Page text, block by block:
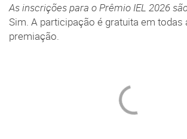
As inscrições para o Prêmio IEL 2026
Sim. A participação é gratuita em todas
premiação.